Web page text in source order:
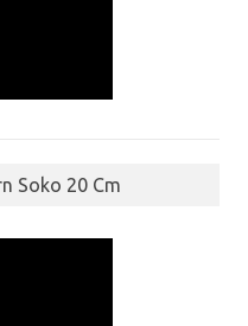
Soko 20 Cm